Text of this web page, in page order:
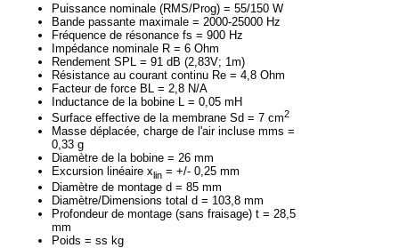
Puissance nominale (RMS/Prog) = 55/150 W
Bande passante maximale = 2000-25000 Hz
Fréquence de résonance fs = 900 Hz
Impédance nominale R = 6 Ohm
Rendement SPL = 91 dB (2,83V; 1m)
Résistance au courant continu Re = 4,8 Ohm
Facteur de force BL = 2,8 N/A
Inductance de la bobine L = 0,05 mH
Surface effective de la membrane Sd = 7 cm2
Masse déplacée, charge de l'air incluse mms =
0,33 g
Diamètre de la bobine = 26 mm
Excursion linéaire xlin = +/- 0,25 mm
Diamètre de montage d = 85 mm
Diamètre/Dimensions total d = 103,8 mm
Profondeur de montage (sans fraisage) t = 28,5
mm
Poids = ss kg